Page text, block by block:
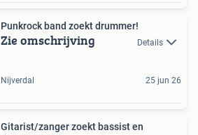
Punkrock band zoekt drummer!
Zie omschrijving Details
Nijverdal 25 jun 26
Gitarist/zanger zoekt bassist en